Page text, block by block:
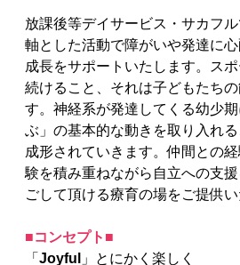
放課後等デイサービス・サカフ
軸とした活動で障がいや発達に
成長をサポートいたします。ス
続けること、それは子どもたち
す。神経系が発達してくる幼少
ぶ」の基本的な動きを取り入れ
成形されていきます。仲間との
験を積み重ねながら自立への支
ごして頂ける療育の場をご提供い
■コンセプト■
「 Joyful 」とにかく楽しく